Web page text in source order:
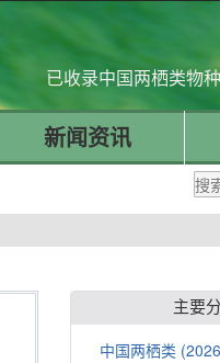
已收录中国两栖类物
新闻资讯
主要
中国两栖类